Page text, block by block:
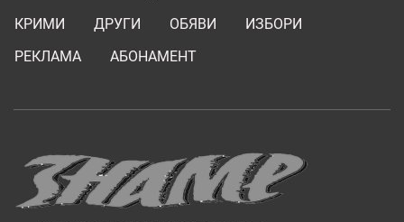
КРИМИ
ДРУГИ ОБЯВИ
ИЗБОРИ
РЕКЛАМА
АБОНАМЕНТ